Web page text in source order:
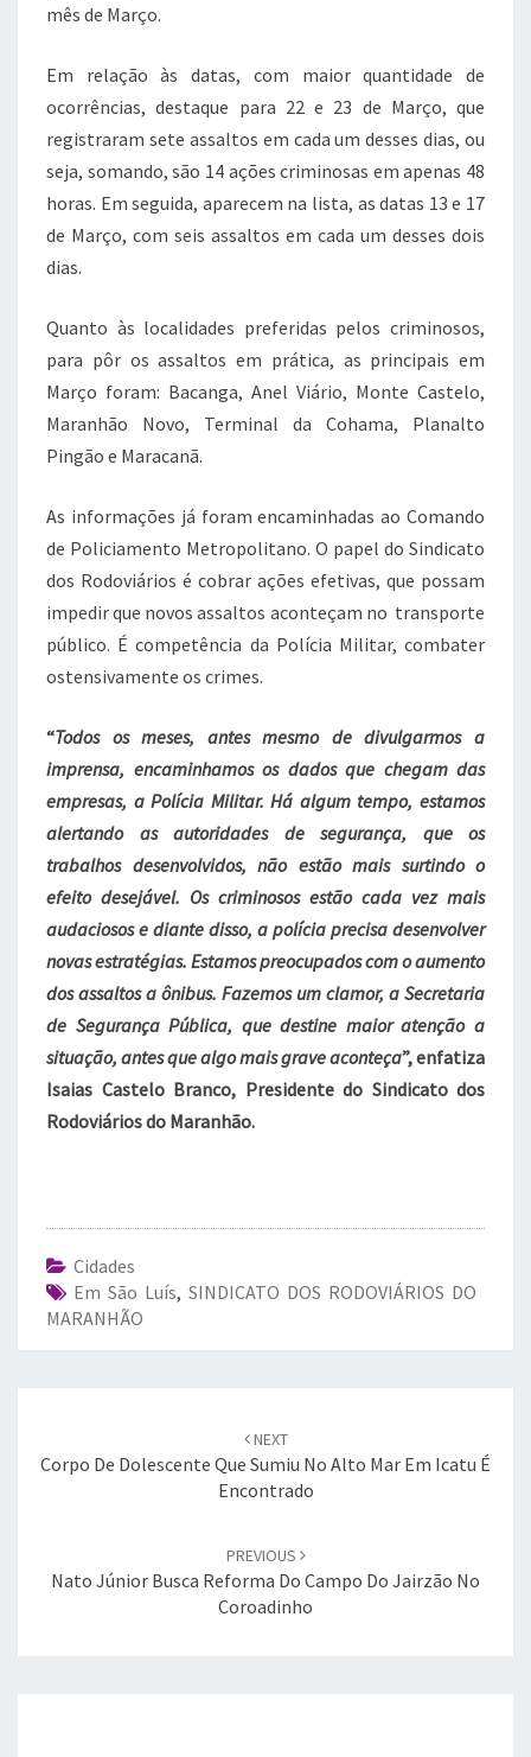
mês de Março.
Em relação às datas, com maior quantidade de
ocorrências, destaque para 22 e 23 de Março, que
registraram sete assaltos em cada um desses dias, ou
seja, somando, são 14 ações criminosas em apenas 48
horas. Em seguida, aparecem na lista, as datas 13 e 17
de Março, com seis assaltos em cada um desses dois
dias.
Quanto às localidades preferidas pelos criminosos,
para pôr os assaltos em prática, as principais em
Março foram: Bacanga, Anel Viário, Monte Castelo,
Maranhão Novo, Terminal da Cohama, Planalto
Pingão e Maracanã.
As informações já foram encaminhadas ao Comando
de Policiamento Metropolitano. O papel do Sindicato
dos Rodoviários é cobrar ações efetivas, que possam
impedir que novos assaltos aconteçam no transporte
público. É competência da Polícia Militar, combater
ostensivamente os crimes.
“Todos os meses, antes mesmo de divulgarmos a
imprensa, encaminhamos os dados que chegam das
empresas, a Polícia Militar. Há algum tempo, estamos
alertando as autoridades de segurança, que os
trabalhos desenvolvidos, não estão mais surtindo o
efeito desejável. Os criminosos estão cada vez mais
audaciosos e diante disso, a polícia precisa desenvolver
novas estratégias. Estamos preocupados com o aumento
dos assaltos a ônibus. Fazemos um clamor, a Secretaria
de Segurança Pública, que destine maior atenção a
situação, antes que algo mais grave aconteça”, enfatiza
Isaias Castelo Branco, Presidente do Sindicato dos
Rodoviários do Maranhão.
Cidades
Em São Luís, SINDICATO DOS RODOVIÁRIOS DO
MARANHÃO
NEXT
Corpo De Dolescente Que Sumiu No Alto Mar Em Icatu É
Encontrado
PREVIOUS
Nato Júnior Busca Reforma Do Campo Do Jairzão No
Coroadinho